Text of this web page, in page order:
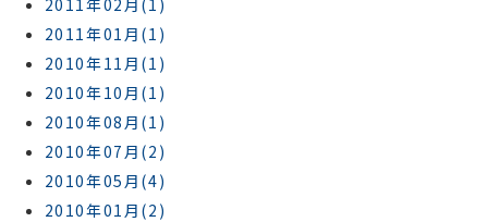
2011年01月(1)
2010年11月(1)
2010年10月(1)
2010年08月(1)
2010年07月(2)
2010年05月(4)
2010年01月(2)